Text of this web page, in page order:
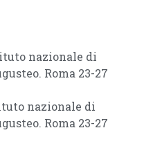
nazionale di
Roma 23-27
nazionale di
Roma 23-27